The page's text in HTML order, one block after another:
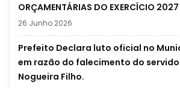
ORÇAMENTÁRIAS DO EXERCÍCIO 2027
26 Junho 2026
Prefeito Declara luto oficial no
em razão do falecimento do
Nogueira Filho.